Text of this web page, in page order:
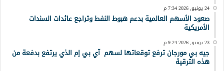
24 يونيو, 2026 7:34 م
صعود الأسهم العالمية بدعم هبوط النفط وتراجع عائدات السندات
الأمريكية
23 يونيو, 2026 9:24 م
جيه بي مورجان ترفع توقعاتها لسهم آي بي إم الذي يرتفع بدفعة من
هذه الترقية